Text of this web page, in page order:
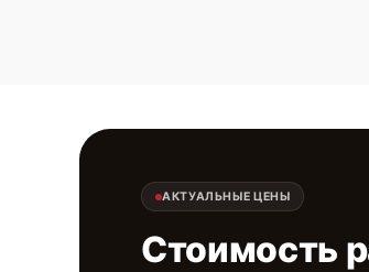
АКТУАЛЬНЫЕ ЦЕНЫ
Стоимость